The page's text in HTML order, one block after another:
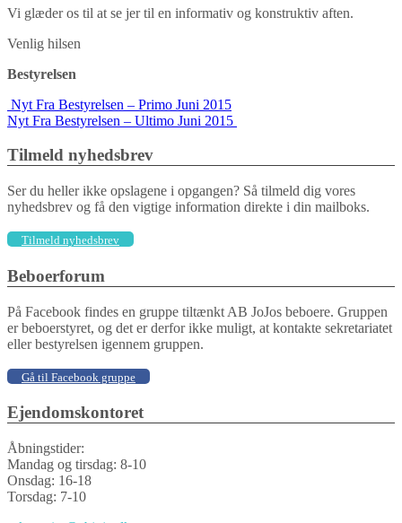
Vi glæder os til at se jer til en informativ og konstruktiv aften.
Venlig hilsen
Bestyrelsen
Indlægs
navigation
Nyt Fra Bestyrelsen – Primo Juni 2015
Nyt Fra Bestyrelsen – Ultimo Juni 2015
Tilmeld nyhedsbrev
Ser du heller ikke opslagene i opgangen? Så tilmeld dig vores
nyhedsbrev og få den vigtige information direkte i din mailboks.
Tilmeld nyhedsbrev
Beboerforum
På Facebook findes en gruppe tiltænkt AB JoJos beboere. Gruppen
er beboerstyret, og det er derfor ikke muligt, at kontakte sekretariatet
eller bestyrelsen igennem gruppen.
Gå til Facebook gruppe
Ejendomskontoret
Åbningstider:
Mandag og tirsdag: 8-10
Onsdag: 16-18
Torsdag: 7-10